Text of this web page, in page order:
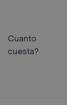
Cuanto
cuesta?